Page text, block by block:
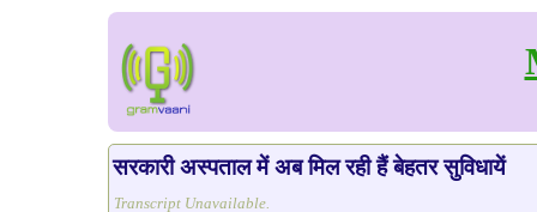
सरकारी अस्पताल में अब मिल रही हैं बेहतर सुविधायें
Transcript Unavailable.